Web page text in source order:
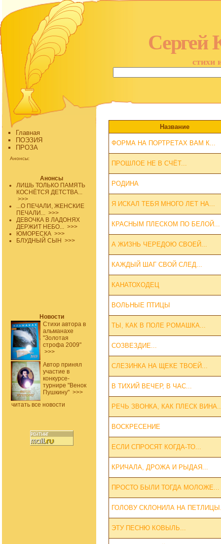
Сергей
стихи
Главная
ПОЭЗИЯ
ПРОЗА
Анонсы:
Анонсы
ЛИШЬ ТОЛЬКО ПАМЯТЬ
КОСНЁТСЯ ДЕТСТВА...
>>>
...О ПЕЧАЛИ, ЖЕНСКИЕ
ПЕЧАЛИ... >>>
ДЕВОЧКА В ЛАДОНЯХ
ДЕРЖИТ НЕБО... >>>
ЮМОРЕСКА >>>
БЛУДНЫЙ СЫН >>>
Новости
Стихи автора в
альманахе
"Золотая
строфа 2009"
>>>
Автор принял
участие в
конкурсе-
турнире "Венок
Пушкину" >>>
читать все новости
Название
ФОРМА НА ПОРТРЕТАХ ВАМ К...
ПРОШЛОЕ НЕ В СЧЁТ...
РОДИНА
Я ИСКАЛ ТЕБЯ МНОГО ЛЕТ НА...
КРАСНЫМ ПЛЕСКОМ ПО БЕЛОЙ...
А ЖИЗНЬ ЧЕРЕДОЮ СВОЕЙ...
КАЖДЫЙ ШАГ СВОЙ СЛЕД...
КАНАТОХОДЕЦ
ВОЛЬНЫЕ ПТИЦЫ
ТЫ, КАК В ПОЛЕ РОМАШКА...
СОЗВЕЗДИЕ...
СЛЕЗИНКА НА ЩЕКЕ ТВОЕЙ...
В ТИХИЙ ВЕЧЕР, В ЧАС...
РЕЧЬ ЗВОНКА, КАК ПЛЕСК
ВОСКРЕСЕНИЕ
ЕСЛИ СПРОСЯТ КОГДА-ТО...
КРИЧАЛА, ДРОЖА И РЫДАЯ...
ПРОСТО БЫЛИ ТОГДА МОЛОЖЕ...
ГОЛОВУ СКЛОНИЛА НА
ЭТУ ПЕСНЮ КОВЫЛЬ...